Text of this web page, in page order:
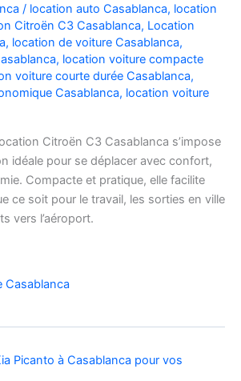
/ location auto Casablanca, location
Citroën C3 Casablanca, Location
, location de voiture Casablanca,
, location voiture compacte
voiture courte durée Casablanca,
Casablanca, location voiture
Citroën C3 Casablanca s’impose
idéale pour se déplacer avec confort,
Compacte et pratique, elle facilite
ce soit pour le travail, les sorties en ville
vers l’aéroport.
Casablanca